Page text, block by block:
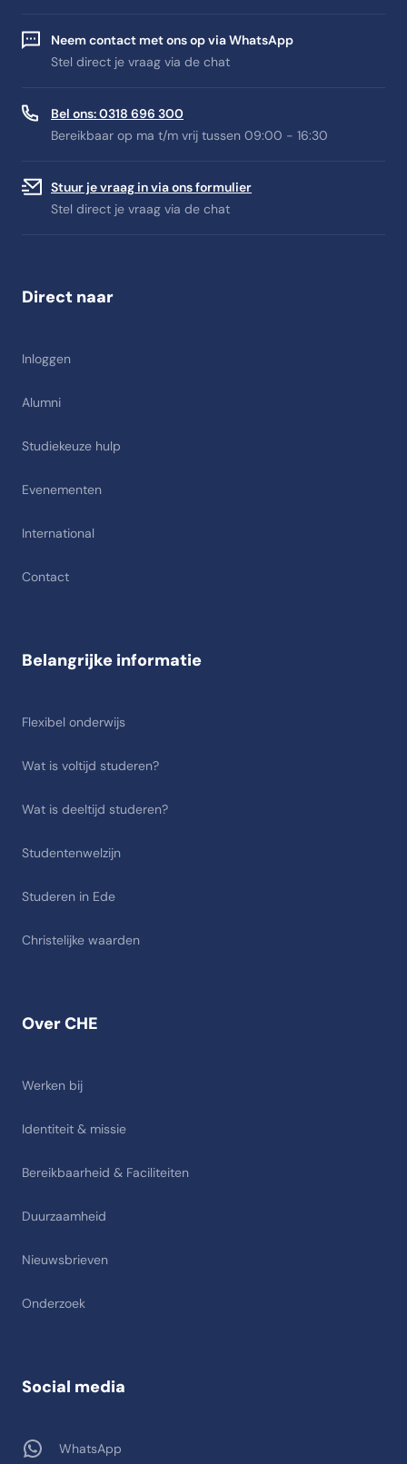
Neem contact met ons op via WhatsApp
Stel direct je vraag via de chat
Bel ons: 0318 696 300
Bereikbaar op ma t/m vrij tussen 09:00 - 16:30
Stuur je vraag in via ons formulier
Stel direct je vraag via de chat
Direct naar
Inloggen
Alumni
Studiekeuze hulp
Evenementen
International
Contact
Over CHE
Werken bij
Identiteit & missie
Bereikbaarheid & Faciliteiten
Duurzaamheid
Nieuwsbrieven
Onderzoek
Belangrijke informatie
Flexibel onderwijs
Wat is voltijd studeren?
Wat is deeltijd studeren?
Studentenwelzijn
Studeren in Ede
Christelijke waarden
Social media
WhatsApp